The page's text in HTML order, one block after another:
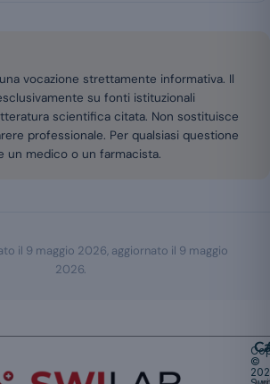
vocazione strettamente informativa. Il
su fonti istituzionali
scientifica citata. Non sostituisce
professionale. Per qualsiasi questione
un medico o un farmacista.
il 9 maggio 2026, aggiornato il 9 maggio
2026.
©